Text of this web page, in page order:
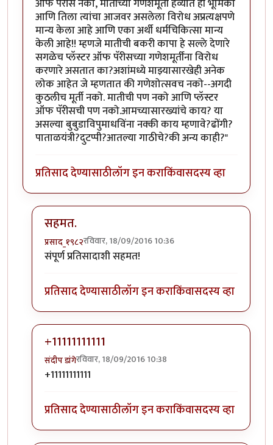
ऑफ पॅरीस नको, मातीच्या गणेशमूर्ती हव्यात ही भूमिका
आणि तिला त्यांचा आजवर असलेला विरोध अप्रत्यक्षपणे
मान्य केला आहे आणि एका अर्थी धर्मचिकित्सा मान्य
केली आहे!! म्हणजे मातीची बकरी कापा हे सल्ले देणारे
सगळेच प्लॅस्टर ऑफ पॅरीसच्या गणेशमूर्तींना विरोध
करणारे असतात का?अशांमध्ये माझ्यासारखेही अनेक
लोक आहेत जे म्हणतात की गणेशोत्सवच नको--अगदी
कुठलीच मूर्ती नको. मातीची पण नको आणि प्लॅस्टर
ऑफ पॅरीसची पण नको.आमच्यासारख्यांचे काय? या
असल्या बुबुडाविपुमाधविंना नक्की काय म्हणावे?ढोंगी?
पाताळयंत्री?दुटप्पी?आतल्या गाठीचे?की अन्य काही?"
प्रतिसाद देण्यासाठीलॉग इन कराकिंवासदस्य व्हा
सहमत.
प्रसाद_१९८२रविवार, 18/09/2016 10:36
In reply toचोप्य-पस्तेby
संपूर्ण प्रतिसादाशी सहमत!
प्रतिसाद देण्यासाठीलॉग इन कराकिंवासदस्य व्हा
+11111111111
संदीप डांगेरविवार, 18/09/2016 10:38
In reply to
+11111111111
प्रतिसाद देण्यासाठीलॉग इन कराकिंवासदस्य व्हा